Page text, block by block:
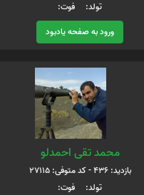
تولد: فوت:
ورود به صفحه یادبود
محمد تقی احمدلو
بازدید: 436 - کد متوفی: 27115
تولد: فوت: